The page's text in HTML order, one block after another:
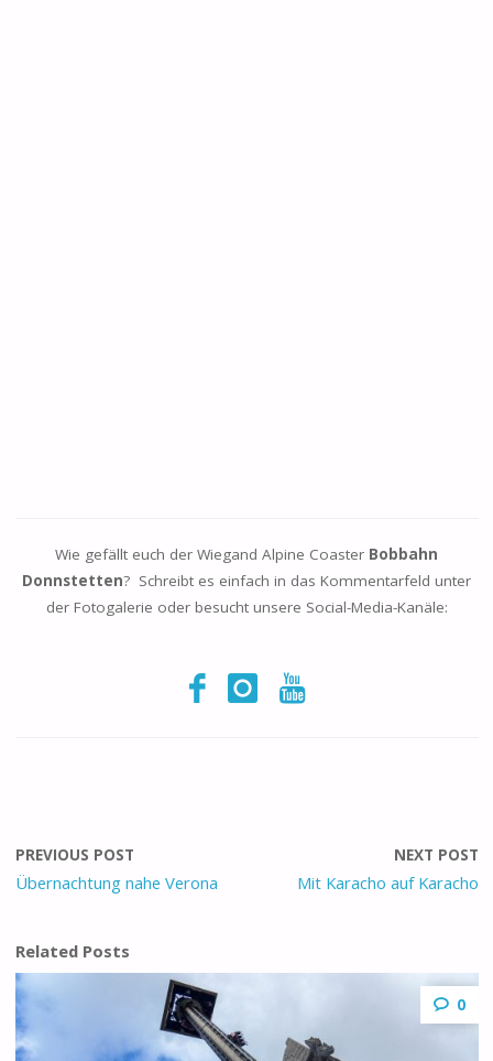
Wie gefällt euch der Wiegand Alpine Coaster Bobbahn
Donnstetten? Schreibt es einfach in das Kommentarfeld unter
der Fotogalerie oder besucht unsere Social-Media-Kanäle:
PREVIOUS POST
Übernachtung nahe Verona
NEXT POST
Mit Karacho auf Karacho
Related Posts
0